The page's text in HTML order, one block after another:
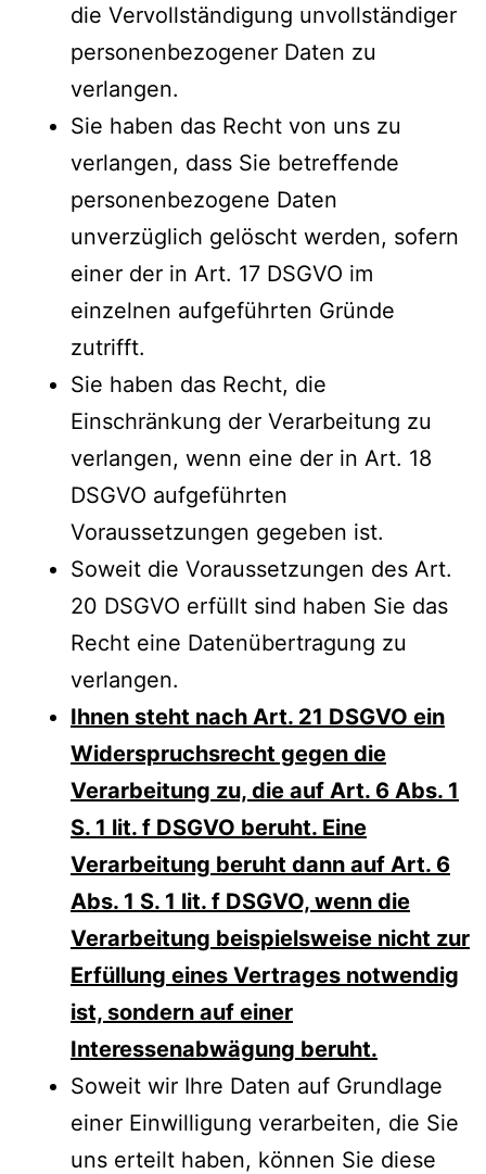
die Vervollständigung unvollständiger
personenbezogener Daten zu
verlangen.
Sie haben das Recht von uns zu
verlangen, dass Sie betreffende
personenbezogene Daten
unverzüglich gelöscht werden, sofern
einer der in Art. 17 DSGVO im
einzelnen aufgeführten Gründe
zutrifft.
Sie haben das Recht, die
Einschränkung der Verarbeitung zu
verlangen, wenn eine der in Art. 18
DSGVO aufgeführten
Voraussetzungen gegeben ist.
Soweit die Voraussetzungen des Art.
20 DSGVO erfüllt sind haben Sie das
Recht eine Datenübertragung zu
verlangen.
Ihnen steht nach Art. 21 DSGVO ein
Widerspruchsrecht gegen die
Verarbeitung zu, die auf Art. 6 Abs. 1
S. 1 lit. f DSGVO beruht. Eine
Verarbeitung beruht dann auf Art. 6
Abs. 1 S. 1 lit. f DSGVO, wenn die
Verarbeitung beispielsweise nicht zur
Erfüllung eines Vertrages notwendig
ist, sondern auf einer
Interessenabwägung beruht.
Soweit wir Ihre Daten auf Grundlage
einer Einwilligung verarbeiten, die Sie
uns erteilt haben, können Sie diese